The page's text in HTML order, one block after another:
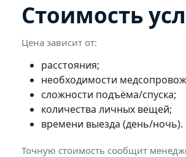
Стоимость
Цена зависит от:
расстояния;
необходимости
сложности подъёма/спуска;
количества личных вещей;
времени выезда (день/ночь).
Точную стоимость сообщит